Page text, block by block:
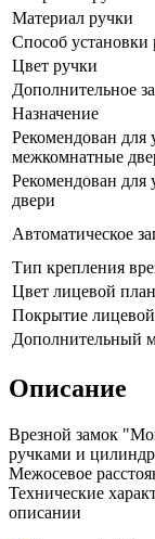
Материал ручки
Способ установки
Цвет ручки
Дополнительное
Назначение
Рекомендован для
межкомнатные
Рекомендован для
двери
Автоматическое
Тип крепления
Цвет лицевой
Покрытие
Дополнительный
Описание
Врезной замок
ручками и
Межосевое
Технические
описании